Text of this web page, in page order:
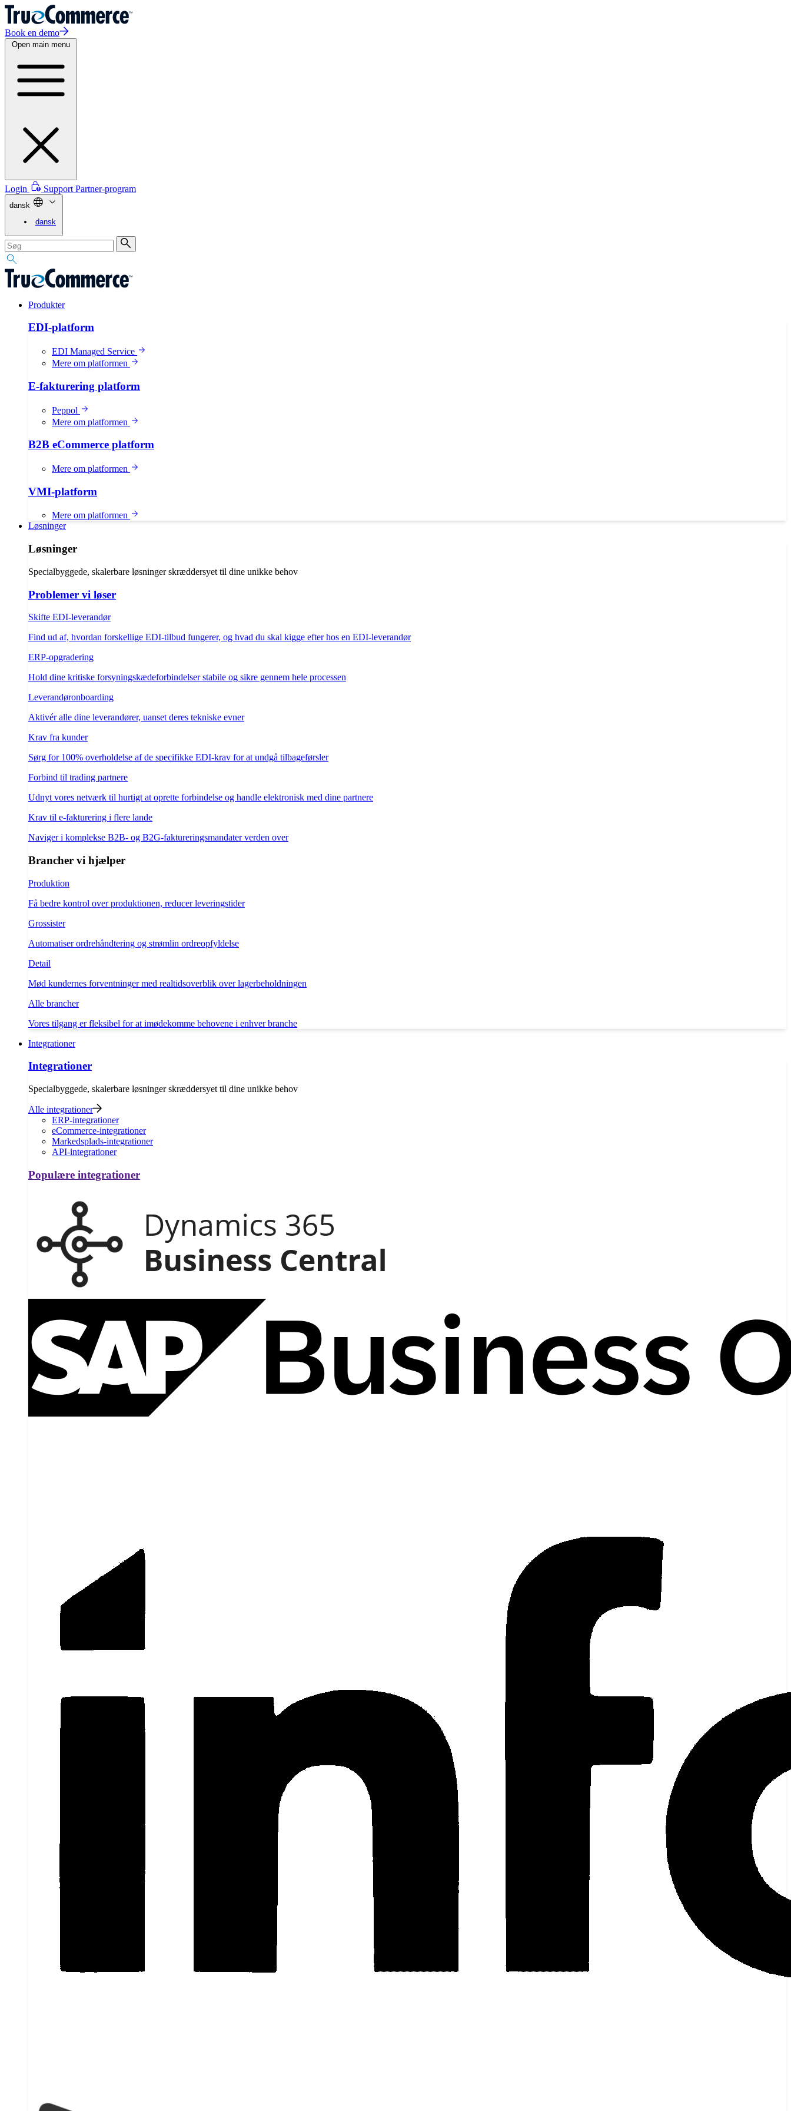
Book en demo
Open main menu
Login Support Partner-program
dansk
dansk
Produkter
EDI-platform
EDI Managed Service
Mere om platformen
E-fakturering platform
Peppol
Mere om platformen
B2B eCommerce platform
Mere om platformen
VMI-platform
Mere om platformen
Løsninger
Løsninger
Specialbyggede, skalerbare løsninger skræddersyet til dine unikke behov
Problemer vi løser
Skifte EDI-leverandør
Find ud af, hvordan forskellige EDI-tilbud fungerer, og hvad du skal kigge efter hos en EDI-leverandør
ERP-opgradering
Hold dine kritiske forsyningskædeforbindelser stabile og sikre gennem hele processen
Leverandøronboarding
Aktivér alle dine leverandører, uanset deres tekniske evner
Krav fra kunder
Sørg for 100% overholdelse af de specifikke EDI-krav for at undgå tilbageførsler
Forbind til trading partnere
Udnyt vores netværk til hurtigt at oprette forbindelse og handle elektronisk med dine partnere
Krav til e-fakturering i flere lande
Naviger i komplekse B2B- og B2G-faktureringsmandater verden over
Brancher vi hjælper
Produktion
Få bedre kontrol over produktionen, reducer leveringstider
Grossister
Automatiser ordrehåndtering og strømlin ordreopfyldelse
Detail
Mød kundernes forventninger med realtidsoverblik over lagerbeholdningen
Alle brancher
Vores tilgang er fleksibel for at imødekomme behovene i enhver branche
Integrationer
Integrationer
Specialbyggede, skalerbare løsninger skræddersyet til dine unikke behov
Alle integrationer
ERP-integrationer
eCommerce-integrationer
Markedsplads-integrationer
API-integrationer
Populære integrationer